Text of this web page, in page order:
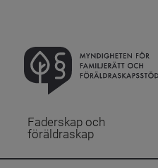
Faderskap och
föräldraskap